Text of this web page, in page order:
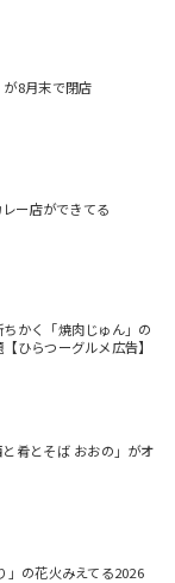
8月末で閉店
ー店ができてる
かく「焼肉じゅん」の
ひらつーグルメ広告】
肴とそば おおの」がオ
」の花火みえてる2026